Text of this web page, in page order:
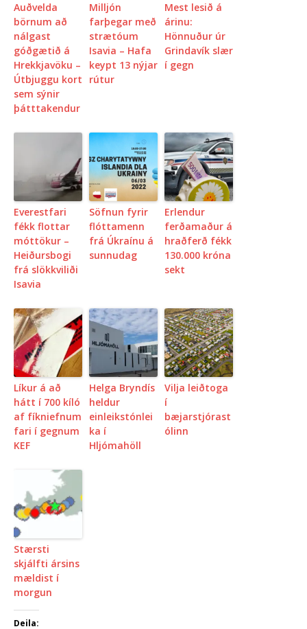
Auðvelda
börnum að
nálgast
góðgætið á
Hrekkjavöku –
Útbjuggu kort
sem sýnir
þátttakendur
Milljón
farþegar með
strætóum
Isavia – Hafa
keypt 13 nýjar
rútur
Mest lesið á
árinu:
Hönnuður úr
Grindavík slær
í gegn
Everestfari
fékk flottar
móttökur –
Heiðursbogi
frá slökkviliði
Isavia
Söfnun fyrir
flóttamenn
frá Úkraínu á
sunnudag
Erlendur
ferðamaður á
hraðferð fékk
130.000 króna
sekt
Líkur á að
hátt í 700 kíló
af fíkniefnum
fari í gegnum
KEF
Helga Bryndís
heldur
einleikstónlei
ka í
Hljómahöll
Vilja leiðtoga
í
bæjarstjórast
ólinn
Stærsti
skjálfti ársins
mældist í
morgun
Deila: